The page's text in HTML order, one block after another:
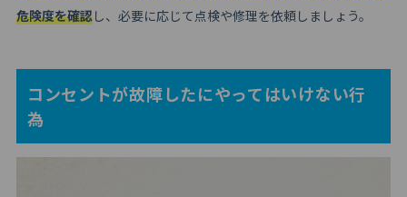
危険度を確認し、必要に応じて点検や修理を依頼しましょう。
コンセントが故障したにやってはいけない行
為